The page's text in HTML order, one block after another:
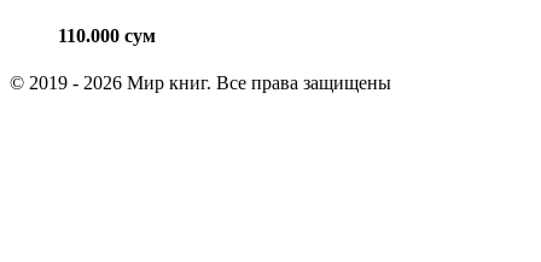
110.000 сум
© 2019 - 2026 Мир книг. Все права защищены